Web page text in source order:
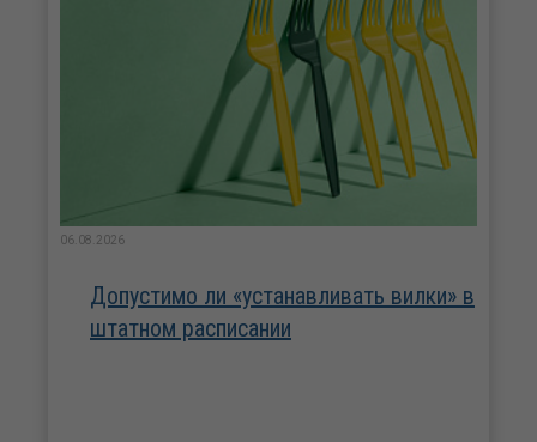
06.08.2026
Допустимо ли «устанавливать вилки» в
штатном расписании